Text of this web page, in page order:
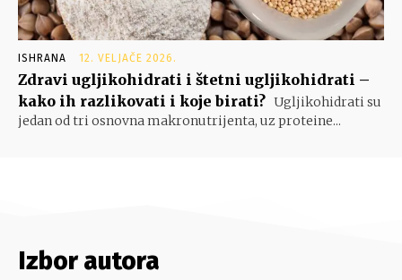
ISHRANA 12. VELJAČE 2026.
Zdravi ugljikohidrati i štetni ugljikohidrati –
kako ih razlikovati i koje birati? Ugljikohidrati su
jedan od tri osnovna makronutrijenta, uz proteine...
Izbor autora